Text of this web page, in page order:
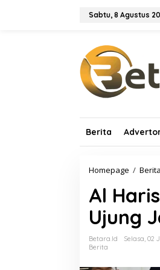
Sabtu, 8 Agustus
Berita
Homepage / Berita
Al
Ujung
Betara.id
Selasa, 02
Berita